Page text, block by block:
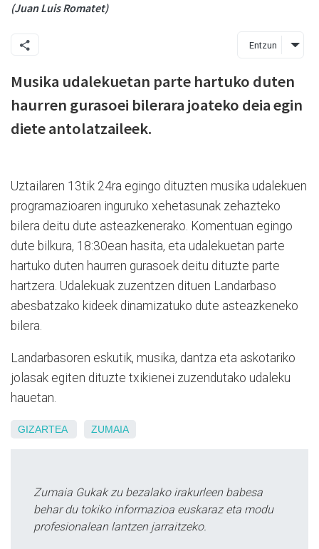
(Juan Luis Romatet)
Entzun
Musika udalekuetan parte hartuko duten
haurren gurasoei bilerara joateko deia egin
diete antolatzaileek.
Uztailaren 13tik 24ra egingo dituzten musika udalekuen
programazioaren inguruko xehetasunak zehazteko
bilera deitu dute asteazkenerako. Komentuan egingo
dute bilkura, 18:30ean hasita, eta udalekuetan parte
hartuko duten haurren gurasoek deitu dituzte parte
hartzera. Udalekuak zuzentzen dituen Landarbaso
abesbatzako kideek dinamizatuko dute asteazkeneko
bilera.
Landarbasoren eskutik, musika, dantza eta askotariko
jolasak egiten dituzte txikienei zuzendutako udaleku
hauetan.
GIZARTEA ZUMAIA
Zumaia Gukak zu bezalako irakurleen babesa
behar du tokiko informazioa euskaraz eta modu
profesionalean lantzen jarraitzeko.